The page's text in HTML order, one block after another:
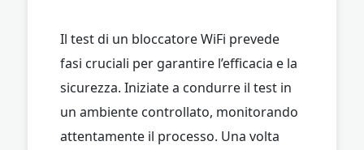
Il test di un bloccatore WiFi prevede
fasi cruciali per garantire l’efficacia e la
sicurezza. Iniziate a condurre il test in
un ambiente controllato, monitorando
attentamente il processo. Una volta